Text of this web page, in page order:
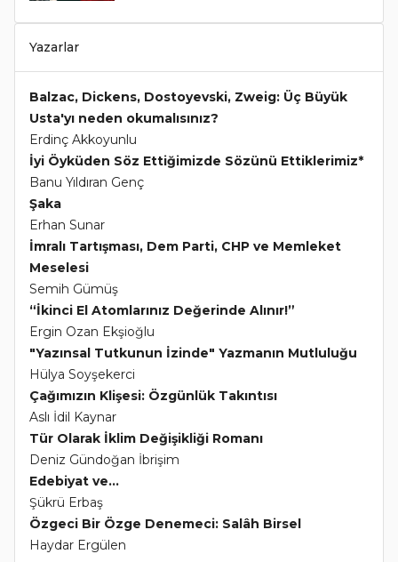
Yazarlar
Balzac, Dickens, Dostoyevski, Zweig: Üç Büyük
Usta'yı neden okumalısınız?
Erdinç Akkoyunlu
İyi Öyküden Söz Ettiğimizde Sözünü Ettiklerimiz*
Banu Yıldıran Genç
Şaka
Erhan Sunar
İmralı Tartışması, Dem Parti, CHP ve Memleket
Meselesi
Semih Gümüş
“İkinci El Atomlarınız Değerinde Alınır!”
Ergin Ozan Ekşioğlu
"Yazınsal Tutkunun İzinde" Yazmanın Mutluluğu
Hülya Soyşekerci
Çağımızın Klişesi: Özgünlük Takıntısı
Aslı İdil Kaynar
Tür Olarak İklim Değişikliği Romanı
Deniz Gündoğan İbrişim
Edebiyat ve...
Şükrü Erbaş
Özgeci Bir Özge Denemeci: Salâh Birsel
Haydar Ergülen